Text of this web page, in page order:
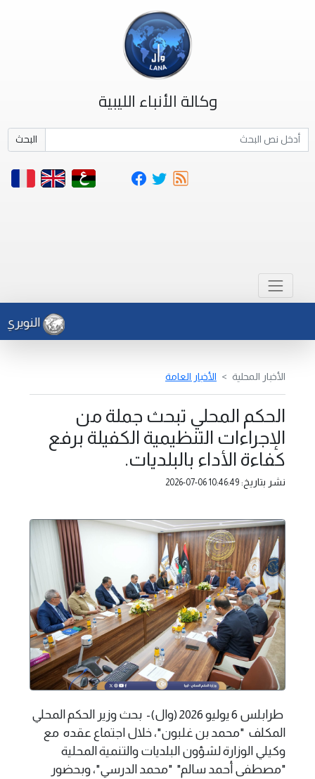
وكالة الأنباء الليبية
البحث
النويري
الأخبار المحلية الأخبار العامة
الحكم المحلي تبحث جملة من
الإجراءات التنظيمية الكفيلة برفع
كفاءة الأداء بالبلديات.
نشر بتاريخ: 2026-07-06 10:46:49
طرابلس 6 يوليو 2026 (وال)- بحث وزير الحكم المحلي
المكلف "محمد بن غلبون"، خلال اجتماع عقده مع
وكيلي الوزارة لشؤون البلديات والتنمية المحلية
"مصطفى أحمد سالم" "محمد الدرسي"، وبحضور